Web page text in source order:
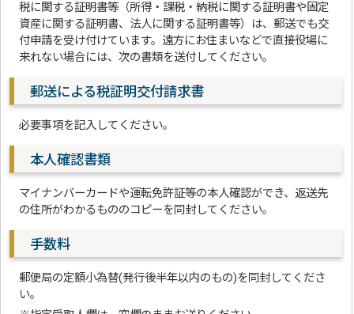
税に関する証明書等（所得・課税・納税に関する証明書や固定
資産に関する証明書、法人に関する証明書等）は、郵送でも交
付申請を受け付けています。遠方にお住まいなどで直接役場に
来れない場合には、次の書類を送付してください。
郵送による税証明交付請求書
必要事項を記入してください。
本人確認書類
マイナンバーカードや運転免許証等の本人確認ができ、返送先
の住所がわかるもののコピーを同封してください。
手数料
郵便局の定額小為替(発行後半年以内のもの)を同封してくださ
い。